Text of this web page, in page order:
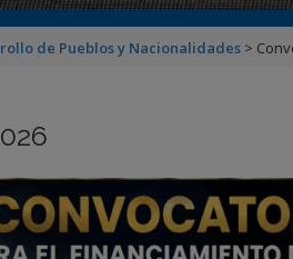
de Pueblos y Nacionalidades >